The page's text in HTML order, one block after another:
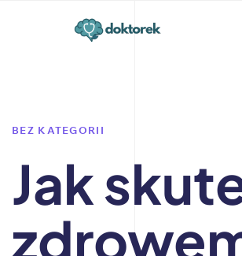
BEZ KATEGORII
Jak